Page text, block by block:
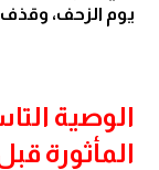
يوم الزحف، وقذف
الوصية
المأثورة